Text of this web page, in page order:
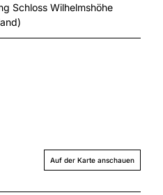
Schloss Wilhelmshöhe
Auf der Karte anschauen